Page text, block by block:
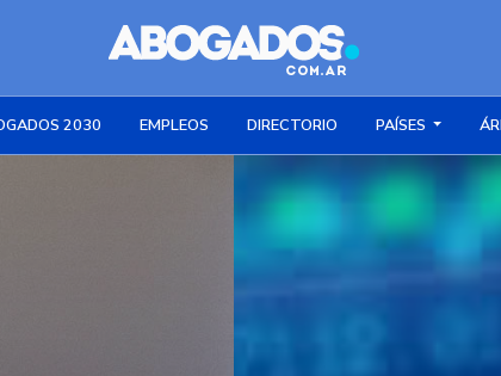
2030 EMPLEOS DIRECTORIO PAÍSES